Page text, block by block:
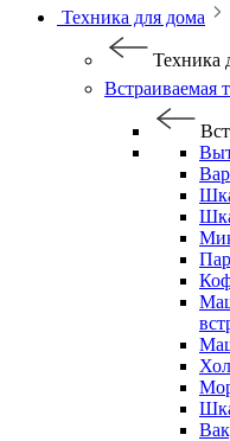
Техника для дома
Техника
Встраиваемая